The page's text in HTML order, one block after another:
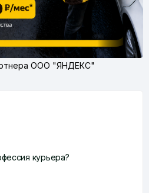
ООО "ЯНДЕКС"
курьера?